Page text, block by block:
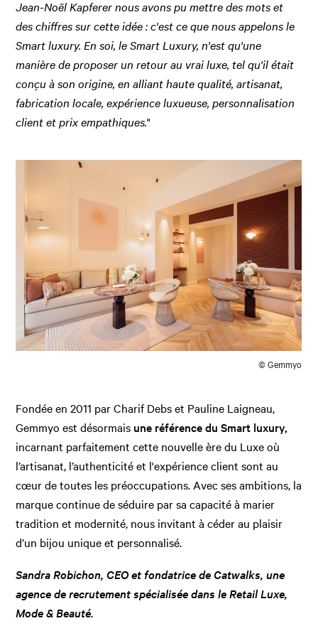
Jean-Noël Kapferer nous avons pu mettre des mots et
des chiffres sur cette idée : c'est ce que nous appelons le
Smart luxury. En soi, le Smart Luxury, n'est qu'une
manière de proposer un retour au vrai luxe, tel qu'il était
conçu à son origine, en alliant haute qualité, artisanat,
fabrication locale, expérience luxueuse, personnalisation
client et prix empathiques."
© Gemmyo
Fondée en 2011 par Charif Debs et Pauline Laigneau,
Gemmyo est désormais une référence du Smart luxury,
incarnant parfaitement cette nouvelle ère du Luxe où
l’artisanat, l’authenticité et l'expérience client sont au
cœur de toutes les préoccupations. Avec ses ambitions, la
marque continue de séduire par sa capacité à marier
tradition et modernité, nous invitant à céder au plaisir
d’un bijou unique et personnalisé.
Sandra Robichon, CEO et fondatrice de Catwalks, une
agence de recrutement spécialisée dans le Retail Luxe,
Mode & Beauté.